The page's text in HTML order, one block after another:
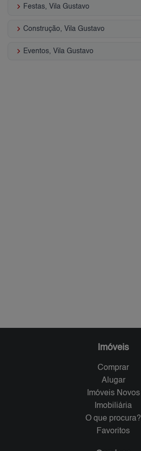
keyboard_arrow_right Festas, Vila Gustavo
keyboard_arrow_right Construção, Vila Gustavo
keyboard_arrow_right Eventos, Vila Gustavo
Imóveis
Comprar
Alugar
Imóveis Novos
Imobiliária
O que procura?
Favoritos